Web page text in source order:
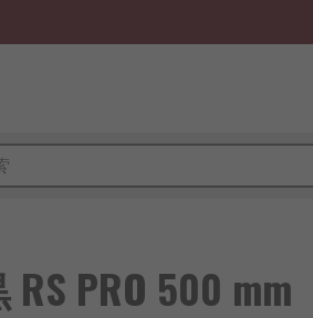
PRO 500 mm